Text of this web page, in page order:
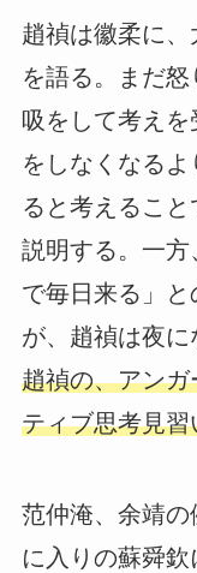
趙禎は徽柔に
を語る。まだ
吸をして考え
をしなくなる
ると考えるこ
説明する。一方
で毎日来る」
が、趙禎は夜
趙禎の、アン
ティブ思考見
范仲淹、余靖
に入りの蘇舜